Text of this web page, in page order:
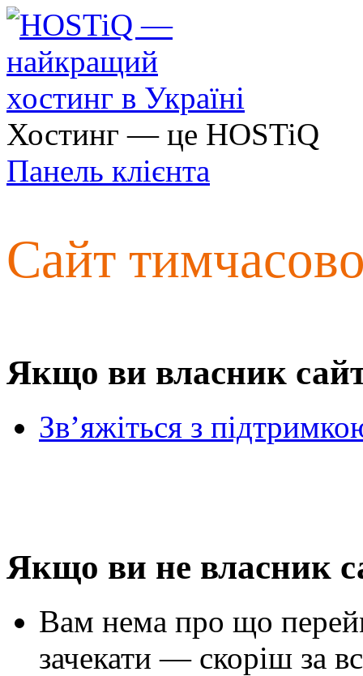
Хостинг — це HOSTiQ
Панель клієнта
Сайт
Якщо ви власник
Зв’яжіться з
Якщо ви не власник
Вам нема про що
зачекати — скоріш за